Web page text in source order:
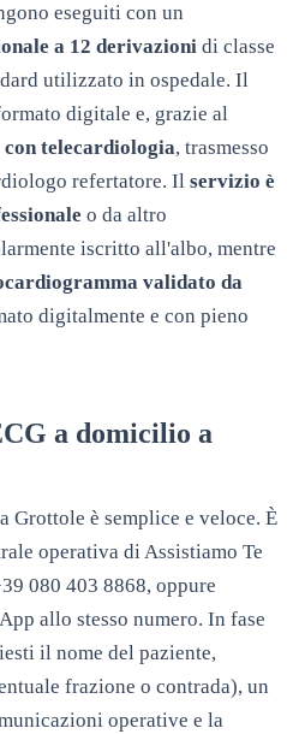
eseguiti con un
a 12 derivazioni di classe
utilizzato in ospedale. Il
digitale e, grazie al
telecardiologia, trasmesso
refertatore. Il servizio è
o da altro
iscritto all'albo, mentre
validato da
digitalmente e con pieno
a domicilio a
Grottole è semplice e veloce. È
operativa di Assistiamo Te
080 403 8868, oppure
allo stesso numero. In fase
il nome del paziente,
frazione o contrada), un
operative e la